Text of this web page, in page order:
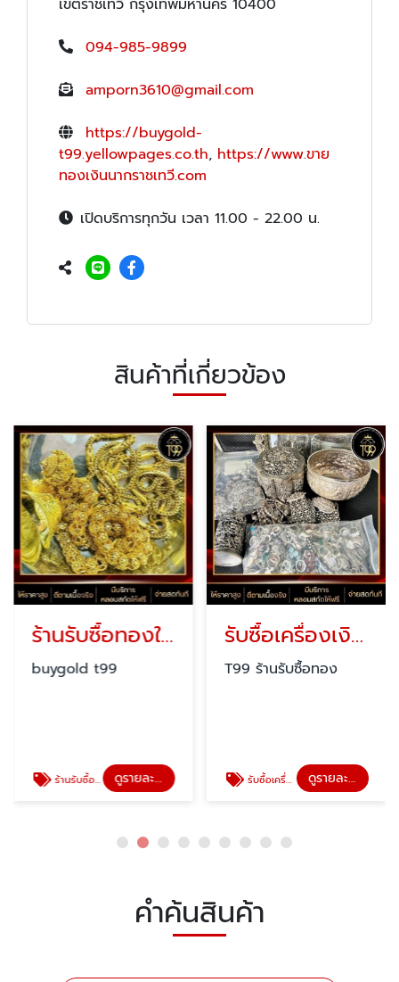
เขตราชเทวี กรุงเทพมหานคร 10400
094-985-9899
amporn3610@gmail.com
https://buygold-
t99.yellowpages.co.th, https://www.ขาย
ทองเงินนากราชเทวี.com
เปิดบริการทุกวัน เวลา 11.00 - 22.00 น.
สินค้าที่เกี่ยวข้อง
ร้านรับซื้อทองให้ราคาสูง ใกล้ฉัน
buygold t99
ร้านรับซื้อทองให้ราคาสูง ใกล้ฉัน ดูรายละเอียด
รับซื้อเครื่องเงินด่วน กรุงเทพ
T99 ร้านรับซื้อทอง
รับซื้อเครื่องเงินด่วน กรุงเทพ ดูรายละเอียด
คำค้นสินค้า